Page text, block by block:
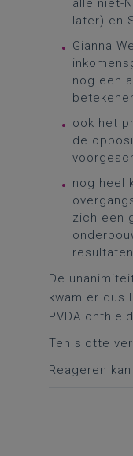
alle niet-
later) en
Gianna
nog een
ook het
de
nog heel
zich een
De
kwam er dus
PVDA
Ten slotte
Reageren